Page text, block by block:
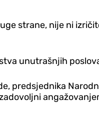
strane, nije ni
unutrašnjih
predsjednika